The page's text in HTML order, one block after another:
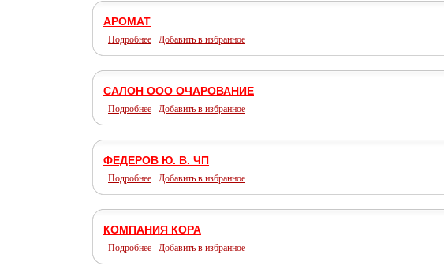
АРОМАТ
Подробнее Добавить в избранное
САЛОН ООО ОЧАРОВАНИЕ
Подробнее Добавить в избранное
ФЕДЕРОВ Ю. В. ЧП
Подробнее Добавить в избранное
КОМПАНИЯ КОРА
Подробнее Добавить в избранное